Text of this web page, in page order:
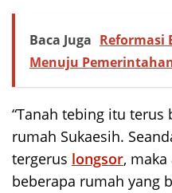
Baca Juga Reformasi
Menuju
“Tanah tebing itu terus
rumah Sukaesih.
tergerus longsor,
beberapa rumah yang